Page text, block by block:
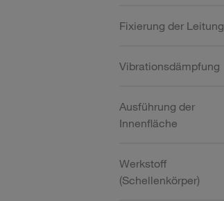
Fixierung der Leitung
Vibrationsdämpfung
Ausführung der
Innenfläche
Werkstoff
(Schellenkörper)